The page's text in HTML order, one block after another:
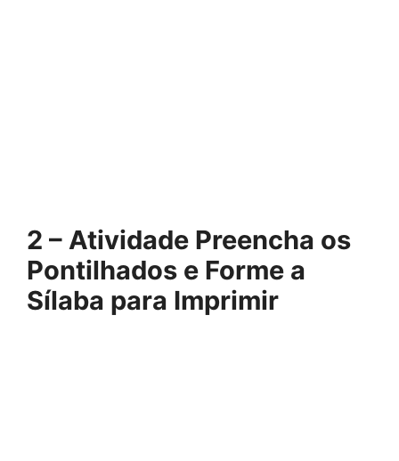
2 – Atividade Preencha os
Pontilhados e Forme a
Sílaba para Imprimir